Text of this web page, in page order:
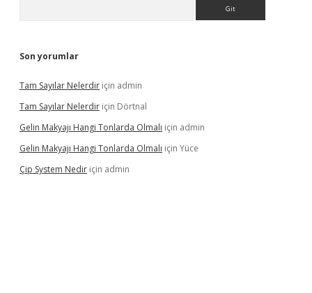
Son yorumlar
Tam Sayılar Nelerdir için admin
Tam Sayılar Nelerdir için Dörtnal
Gelin Makyajı Hangi Tonlarda Olmalı için admin
Gelin Makyajı Hangi Tonlarda Olmalı için Yüce
Çip System Nedir için admin